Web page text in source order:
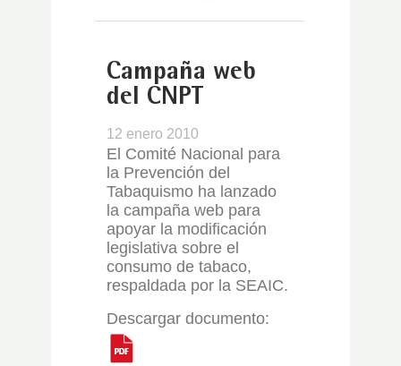
Campaña web
del CNPT
12 enero 2010
El Comité Nacional para
la Prevención del
Tabaquismo ha lanzado
la campaña web para
apoyar la modificación
legislativa sobre el
consumo de tabaco,
respaldada por la SEAIC.
Descargar documento: